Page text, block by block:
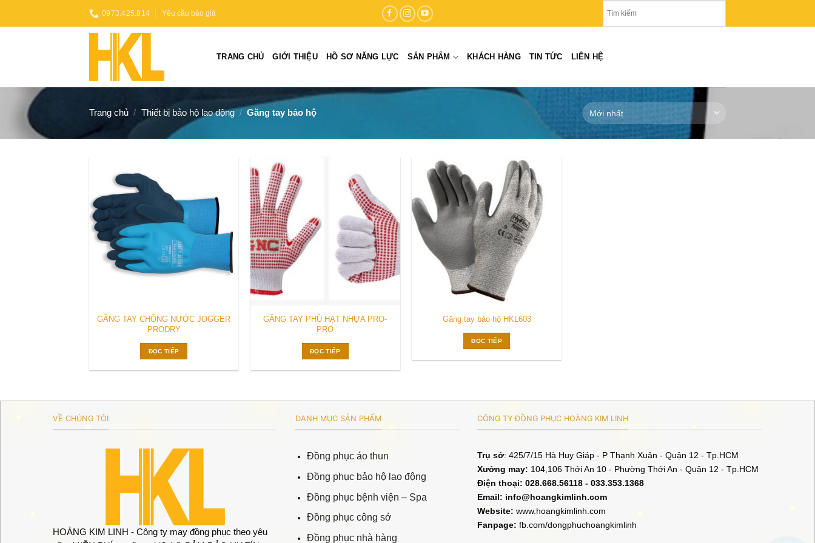
0973.425.814 Yêu cầu báo giá
TRANG CHỦ GIỚI THIỆU HỒ SƠ NĂNG LỰC SẢN PHẨM KHÁCH HÀNG TIN TỨC LIÊN HỆ
Trang chủ / Thiết bị bảo hộ lao động / Găng tay bảo hộ
wishlist
GĂNG TAY CHỐNG NƯỚC JOGGER
PRODRY
ĐỌC TIẾP
wishlist
GĂNG TAY PHỦ HẠT NHỰA PRO-
PRO
ĐỌC TIẾP
Add to
wishlist
Găng tay bảo hộ HKL603
ĐỌC TIẾP
VỀ CHÚNG TÔI
HOÀNG KIM LINH - Công ty may đồng phục theo yêu
DANH MỤC SẢN PHẨM
Đồng phục áo thun
Đồng phục bảo hộ lao động
Đồng phục bệnh viện – Spa
Đồng phục công sở
Đồng phục nhà hàng
CÔNG TY ĐỒNG PHỤC HOÀNG KIM LINH
Trụ sở: 425/7/15 Hà Huy Giáp - P Thạnh Xuân - Quận 12 - Tp.HCM
Xưởng may: 104,106 Thới An 10 - Phường Thới An - Quận 12 - Tp.HCM
Điện thoại: 028.668.56118 - 033.353.1368
Email: info@hoangkimlinh.com
Website: www.hoangkimlinh.com
Fanpage: fb.com/dongphuchoangkimlinh